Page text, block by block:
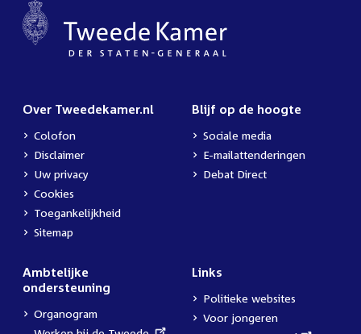
Over Tweedekamer.nl
Colofon
Disclaimer
Uw privacy
Cookies
Toegankelijkheid
Sitemap
Blijf op de hoogte
Sociale media
E-mailattenderingen
Debat Direct
Ambtelijke
ondersteuning
Organogram
Links
Politieke websites
Voor jongeren